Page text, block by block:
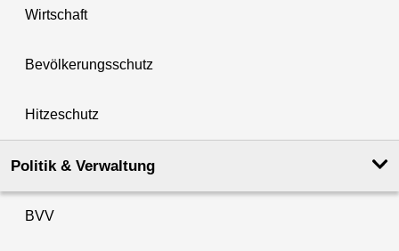
Wirtschaft
Bevölkerungsschutz
Hitzeschutz
Politik & Verwaltung
BVV